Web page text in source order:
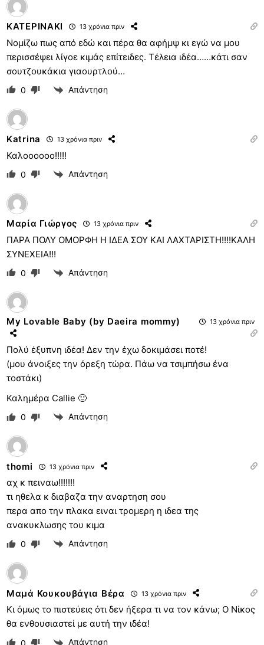
ΚΑΤΕΡΙΝΑΚΙ 13 χρόνια πριν
Νομίζω πως από εδώ και πέρα θα αφήμψ κι εγώ να μου
περισσέψει λίγοε κιμάς επίτειδες. Τέλεια ιδέα……κάτι σαν
σουτζουκάκια γιαουρτλού…
0 Απάντηση
Katrina 13 χρόνια πριν
Καλοοοοοο!!!!!
0 Απάντηση
Μαρία Γιώργος 13 χρόνια πριν
ΠΑΡΑ ΠΟΛΥ ΟΜΟΡΦΗ Η ΙΔΕΑ ΣΟΥ ΚΑΙ ΛΑΧΤΑΡΙΣΤΗ!!!!ΚΑΛΗ
ΣΥΝΕΧΕΙΑ!!!
0 Απάντηση
My Lovable Baby (by Daeira mommy) 13 χρόνια πριν
Πολύ έξυπνη ιδέα! Δεν την έχω δοκιμάσει ποτέ!
(μου άνοιξες την όρεξη τώρα. Πάω να τσιμπήσω ένα
τοστάκι)
Καλημέρα Callie 🙂
0 Απάντηση
thomi 13 χρόνια πριν
αχ κ πειναω!!!!!!!
τι ηθελα κ διαβαζα την αναρτηση σου
περα απο την πλακα ειναι τρομερη η ιδεα της
ανακυκλωσης του κιμα
0 Απάντηση
Μαμά Κουκουβάγια Βέρα 13 χρόνια πριν
Κι όμως το πιστεύεις ότι δεν ήξερα τι να τον κάνω; Ο Νίκος
θα ενθουσιαστεί με αυτή την ιδέα!
0 Απάντηση